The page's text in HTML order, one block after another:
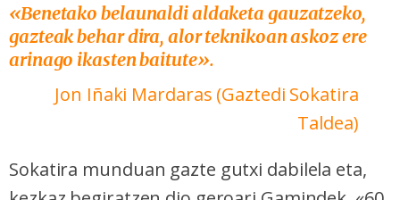
«Benetako belaunaldi aldaketa gauzatzeko,
gazteak behar dira, alor teknikoan askoz ere
arinago ikasten baitute».
Jon Iñaki Mardaras (Gaztedi Sokatira
Taldea)
Sokatira munduan gazte gutxi dabilela eta,